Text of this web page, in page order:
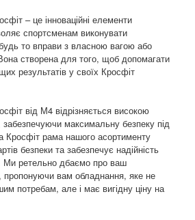
– це інноваційні елементи
спортсменам виконувати
будь то вправи з власною вагою або
створена для того, щоб допомагати
результатів у своїх Кросфіт
від М4 відрізняється високою
забезпечуючи максимальну безпеку під
Кросфіт рама нашого асортименту
безпеки та забезпечує надійність
Ми ретельно дбаємо про ваш
пропонуючи вам обладнання, яке не
потребам, але і має вигідну ціну на